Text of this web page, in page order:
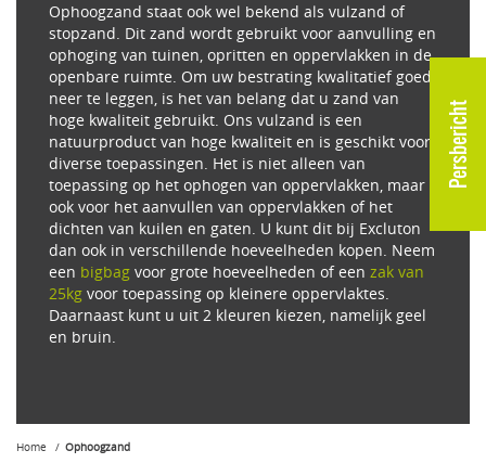
Persbericht
Ophoogzand staat ook wel bekend als vulzand of
stopzand. Dit zand wordt gebruikt voor aanvulling en
ophoging van tuinen, opritten en oppervlakken in de
openbare ruimte. Om uw bestrating kwalitatief goed
neer te leggen, is het van belang dat u zand van
hoge kwaliteit gebruikt. Ons vulzand is een
natuurproduct van hoge kwaliteit en is geschikt voor
diverse toepassingen. Het is niet alleen van
toepassing op het ophogen van oppervlakken, maar
ook voor het aanvullen van oppervlakken of het
dichten van kuilen en gaten. U kunt dit bij Excluton
dan ook in verschillende hoeveelheden kopen. Neem
een bigbag voor grote hoeveelheden of een zak van
25kg voor toepassing op kleinere oppervlaktes.
Daarnaast kunt u uit 2 kleuren kiezen, namelijk geel
en bruin.
Home Ophoogzand